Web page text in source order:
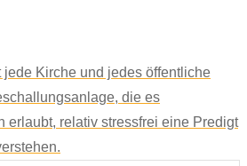
jede Kirche und jedes öffentliche
die es
erlaubt, relativ stressfrei eine Predigt